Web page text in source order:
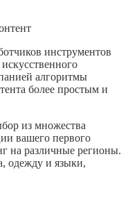
инструментов
алгоритмы
более простым и
из множества
вашего первого
на различные регионы.
одежду и языки,